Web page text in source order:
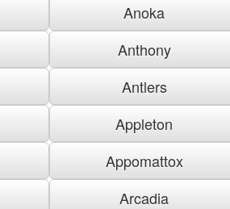
Anoka
Anthony
Antlers
Appleton
Appomattox
Arcadia